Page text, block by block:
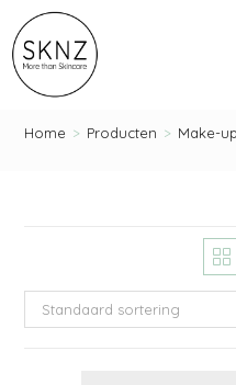
Home > Producten > Make-up
Standaard sortering